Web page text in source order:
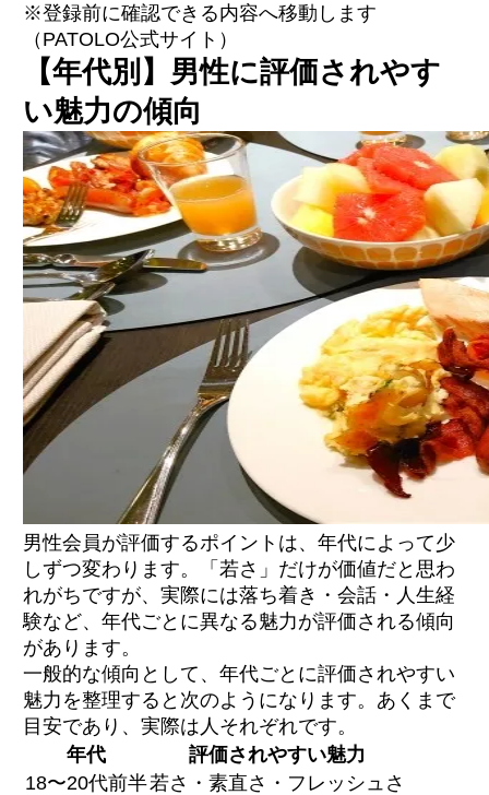
※登録前に確認できる内容へ移動します
（PATOLO公式サイト）
【年代別】男性に評価されやす
い魅力の傾向
男性会員が評価するポイントは、年代によって少
しずつ変わります。「若さ」だけが価値だと思わ
れがちですが、実際には落ち着き・会話・人生経
験など、年代ごとに異なる魅力が評価される傾向
があります。
一般的な傾向として、年代ごとに評価されやすい
魅力を整理すると次のようになります。あくまで
目安であり、実際は人それぞれです。
年代
評価されやすい魅力
18〜20代前半若さ・素直さ・フレッシュさ